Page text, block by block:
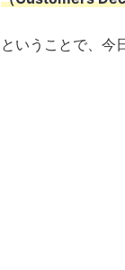
ということで、今